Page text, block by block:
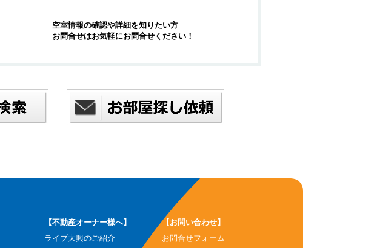
空室情報の確認や詳細を知りたい方
お問合せはお気軽にお問合せください！
【不動産オーナー様へ】
ライブ大興のご紹介
【お問い合わせ】
お問合せフォーム